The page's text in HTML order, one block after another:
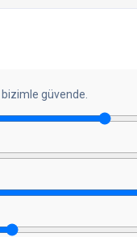
güvende.